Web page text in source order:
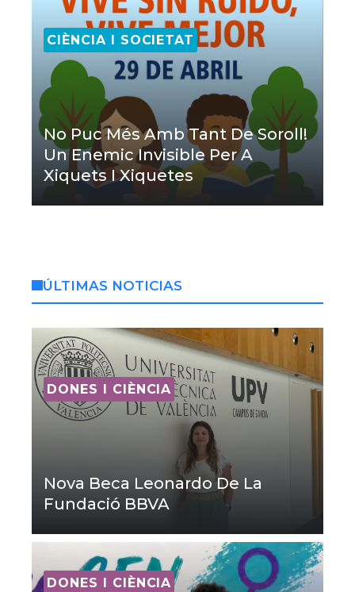
CIÈNCIA I SOCIETAT
No Puc Més Amb Tant De Soroll!
Un Enemic Invisible Per A
Xiquets I Xiquetes
ÚLTIMAS NOTICIAS
DONES I CIÈNCIA
Nova Beca Leonardo De La
Fundació BBVA
DONES I CIÈNCIA